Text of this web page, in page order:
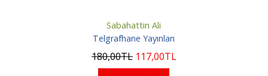
Sabahattin Ali
Telgrafhane Yayınları
180,00TL 117,00TL